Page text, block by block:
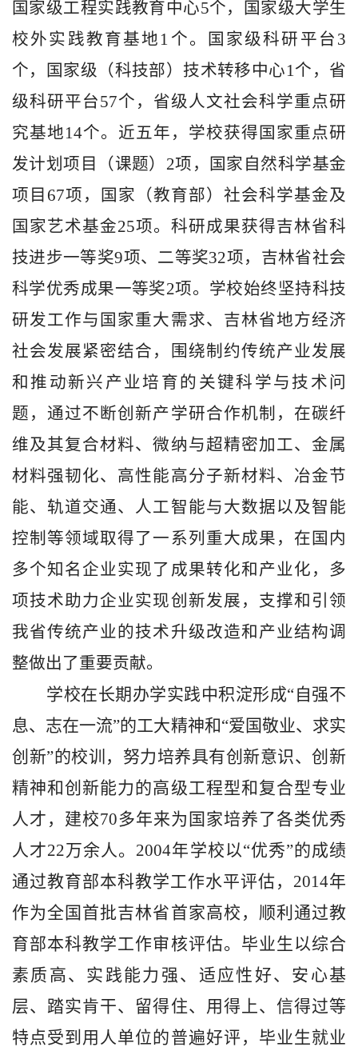
国家级工程实践教育中心5个，国家级大学生
校外实践教育基地1个。国家级科研平台3
个，国家级（科技部）技术转移中心1个，省
级科研平台57个，省级人文社会科学重点研
究基地14个。近五年，学校获得国家重点研
发计划项目（课题）2项，国家自然科学基金
项目67项，国家（教育部）社会科学基金及
国家艺术基金25项。科研成果获得吉林省科
技进步一等奖9项、二等奖32项 ，吉林省社会
科学优秀成果一等奖2项。学校始终坚持科技
研发工作与国家重大需求、吉林省地方经济
社会发展紧密结合，围绕制约传统产业发展
和推动新兴产业培育的关键科学与技术问
题，通过不断创新产学研合作机制，在碳纤
维及其复合材料、微纳与超精密加工、金属
材料强韧化、高性能高分子新材料、冶金节
能、轨道交通、人工智能与大数据以及智能
控制等领域取得了一系列重大成果，在国内
多个知名企业实现了成果转化和产业化，多
项技术助力企业实现创新发展，支撑和引领
我省传统产业的技术升级改造和产业结构调
整做出了重要贡献。
学校在长期办学实践中积淀形成“自强不
息、志在一流”的工大精神和“爱国敬业、求实
创新”的校训，努力培养具有创新意识、创新
精神和创新能力的高级工程型和复合型专业
人才，建校70多年来为国家培养了各类优秀
人才22万余人。2004年学校以“优秀”的成绩
通过教育部本科教学工作水平评估，2014年
作为全国首批吉林省首家高校，顺利通过教
育部本科教学工作审核评估。毕业生以综合
素质高、实践能力强、适应性好、安心基
层、踏实肯干、留得住、用得上、信得过等
特点受到用人单位的普遍好评，毕业生就业